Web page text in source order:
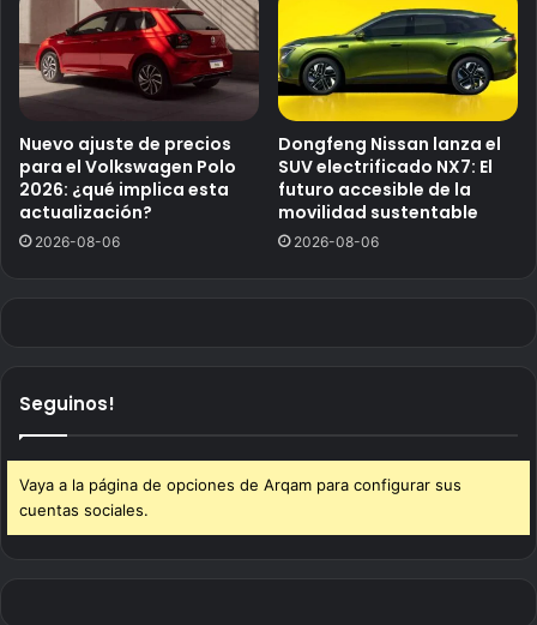
Nuevo ajuste de precios
para el Volkswagen Polo
2026: ¿qué implica esta
actualización?
2026-08-06
Dongfeng Nissan lanza el
SUV electrificado NX7: El
futuro accesible de la
movilidad sustentable
2026-08-06
Seguinos!
Vaya a la página de opciones de Arqam para configurar sus
cuentas sociales.